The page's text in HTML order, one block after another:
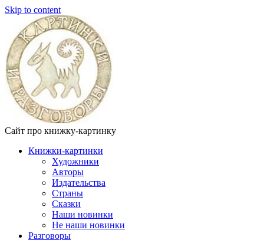
Skip to content
Сайт про книжку-картинку
Книжки-картинки
Художники
Авторы
Издательства
Страны
Сказки
Наши новинки
Не наши новинки
Разговоры